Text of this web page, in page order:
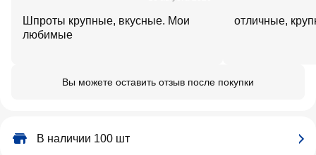
Шпроты крупные, вкусные. Мои
любимые
отличные,
Вы можете оставить отзыв после покупки
В наличии 100 шт